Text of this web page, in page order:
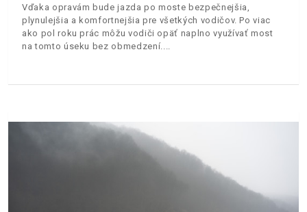
Vďaka opravám bude jazda po moste bezpečnejšia,
plynulejšia a komfortnejšia pre všetkých vodičov. Po viac
ako pol roku prác môžu vodiči opäť naplno využívať most
na tomto úseku bez obmedzení.